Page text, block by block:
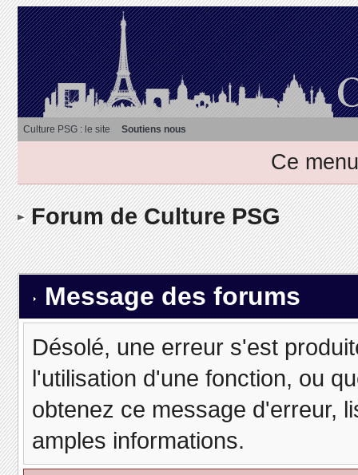
Culture PSG : le site Soutiens nous
Ce
Forum de Culture PSG
Message des forums
Désolé, une erreur s'est
l'utilisation d'une fonction, ou
obtenez ce message d'erreur,
amples informations.